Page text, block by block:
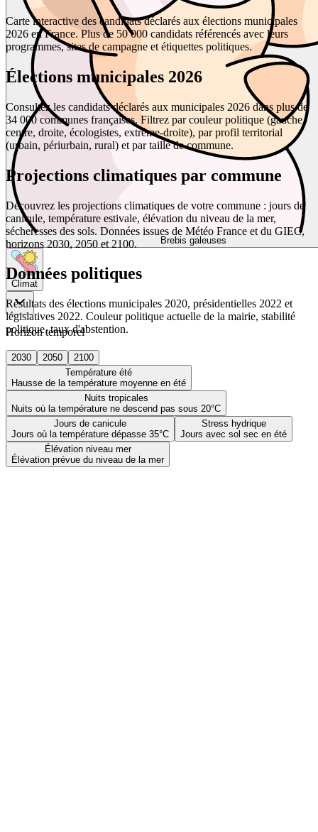
Brebis galeuses
Climat
Horizon temporel
2030 2050
2100
Température été
Hausse de la température moyenne en été
Nuits tropicales
Nuits où la température ne descend pas sous 20°C
Jours de canicule
Jours où la température dépasse 35°C
Stress hydrique
Jours avec sol sec en été
Élévation niveau mer
Élévation prévue du niveau de la mer
Carte interactive des candidats déclarés aux élections municipales
2026 en France. Plus de 50 000 candidats référencés avec leurs
programmes, sites de campagne et étiquettes politiques.
Élections municipales 2026
Consultez les candidats déclarés aux municipales 2026 dans plus de
34 000 communes françaises. Filtrez par couleur politique (gauche,
centre, droite, écologistes, extrême-droite), par profil territorial
(urbain, périurbain, rural) et par taille de commune.
Projections climatiques par commune
Découvrez les projections climatiques de votre commune : jours de
canicule, température estivale, élévation du niveau de la mer,
sécheresses des sols. Données issues de Météo France et du GIEC,
horizons 2030, 2050 et 2100.
Données politiques
Résultats des élections municipales 2020, présidentielles 2022 et
législatives 2022. Couleur politique actuelle de la mairie, stabilité
politique, taux d'abstention.